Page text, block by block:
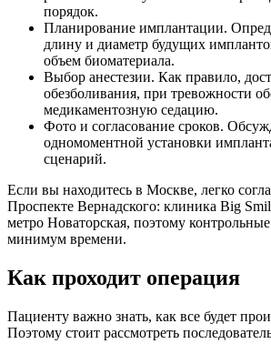
порядок.
Планирование имплантации.
длину и диаметр будущих
объем биоматериала.
Выбор анестезии. Как правило,
обезболивания, при тревожности
медикаментозную седацию.
Фото и согласование сроков.
одномоментной установки
сценарий.
Если вы находитесь в Москве, легко
Проспекте Вернадского: клиника Big
метро Новаторская, поэтому
минимум времени.
Как проходит операция
Пациенту важно знать, как все будет
Поэтому стоит рассмотреть